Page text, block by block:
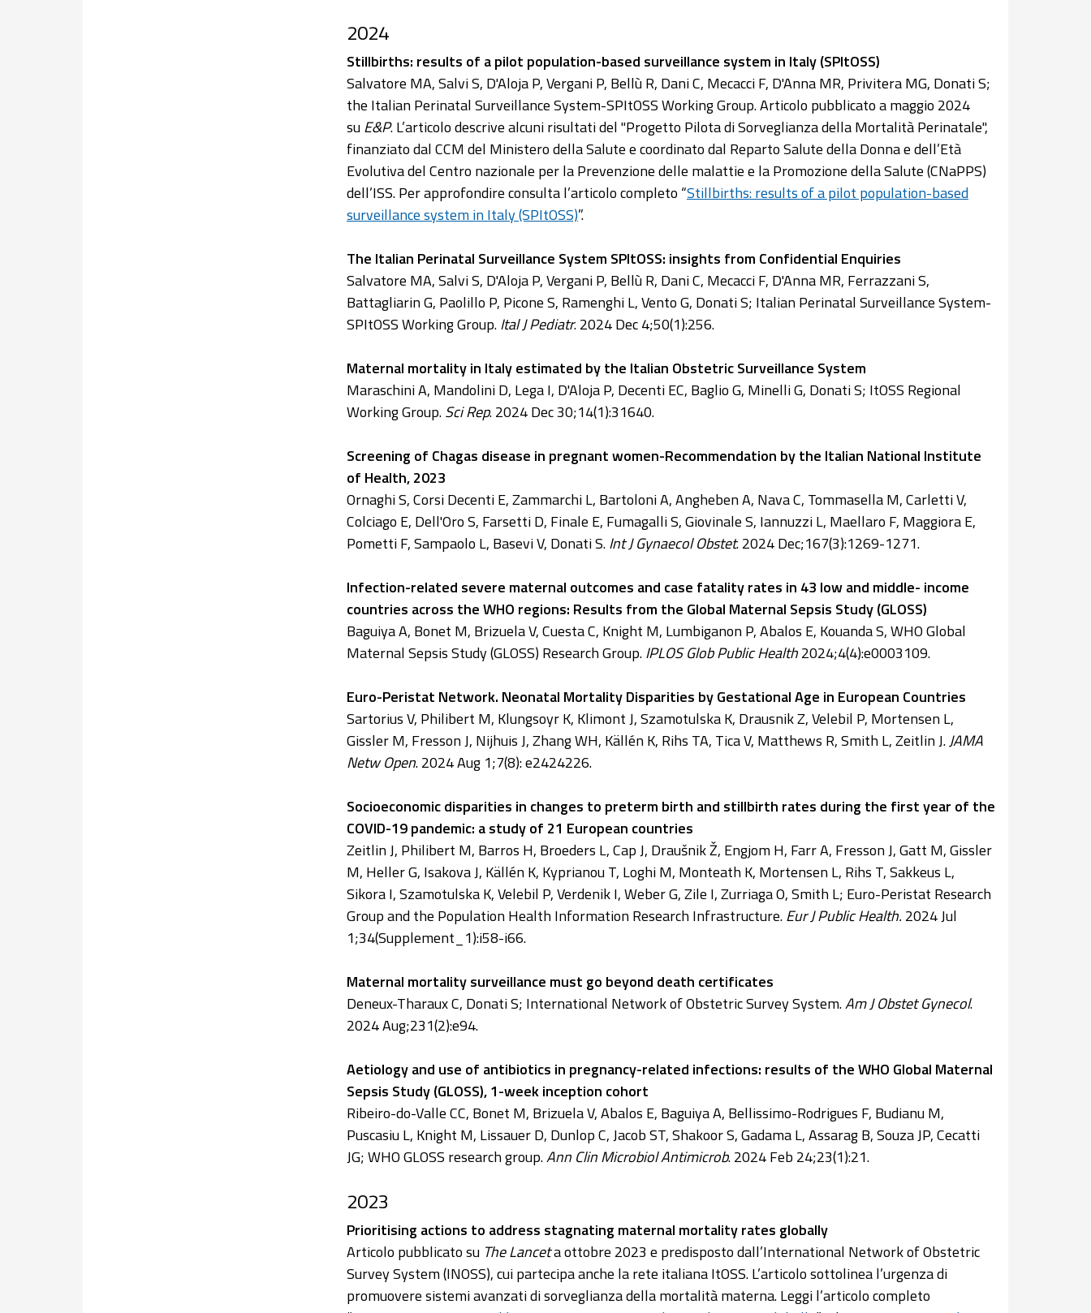
2024
Stillbirths: results of a pilot population-based surveillance system in Italy (SPItOSS)
Salvatore MA, Salvi S, D'Aloja P, Vergani P, Bellù R, Dani C, Mecacci F, D'Anna MR, Privitera MG, Donati S;
the Italian Perinatal Surveillance System-SPItOSS Working Group. Articolo pubblicato a maggio 2024
suE&P. L’articolo descrive alcuni risultati del "Progetto Pilota di Sorveglianza della Mortalità Perinatale",
finanziato dal CCM del Ministero della Salute e coordinato dal Reparto Salute della Donna e dell’Età
Evolutiva del Centro nazionale per la Prevenzione delle malattie e la Promozione della Salute (CNaPPS)
dell’ISS. Per approfondire consulta l’articolo completo “Stillbirths: results of a pilot population-based
surveillance system in Italy (SPItOSS)”.
The Italian Perinatal Surveillance System SPItOSS: insights from Confidential Enquiries
Salvatore MA, Salvi S, D'Aloja P, Vergani P, Bellù R, Dani C, Mecacci F, D'Anna MR, Ferrazzani S,
Battagliarin G, Paolillo P, Picone S, Ramenghi L, Vento G, Donati S; Italian Perinatal Surveillance System-
SPItOSS Working Group.Ital J Pediatr. 2024 Dec 4;50(1):256.
Maternal mortality in Italy estimated by the Italian Obstetric Surveillance System
Maraschini A, Mandolini D, Lega I, D'Aloja P, Decenti EC, Baglio G, Minelli G, Donati S; ItOSS Regional
Working Group.Sci Rep. 2024 Dec 30;14(1):31640.
Screening of Chagas disease in pregnant women-Recommendation by the Italian National Institute
of Health, 2023
Ornaghi S, Corsi Decenti E, Zammarchi L, Bartoloni A, Angheben A, Nava C, Tommasella M, Carletti V,
Colciago E, Dell'Oro S, Farsetti D, Finale E, Fumagalli S, Giovinale S, Iannuzzi L, Maellaro F, Maggiora E,
Pometti F, Sampaolo L, Basevi V, Donati S.Int J Gynaecol Obstet. 2024 Dec;167(3):1269-1271.
Infection-related severe maternal outcomes and case fatality rates in 43 low and middle- income
countries across the WHO regions: Results from the Global Maternal Sepsis Study (GLOSS)
Baguiya A, Bonet M, Brizuela V, Cuesta C, Knight M, Lumbiganon P, Abalos E, Kouanda S, WHO Global
Maternal Sepsis Study (GLOSS) Research Group.IPLOS Glob Public Health2024;4(4):e0003109.
Euro-Peristat Network. Neonatal Mortality Disparities by Gestational Age in European Countries
Sartorius V, Philibert M, Klungsoyr K, Klimont J, Szamotulska K, Drausnik Z, Velebil P, Mortensen L,
Gissler M, Fresson J, Nijhuis J, Zhang WH, Källén K, Rihs TA, Tica V, Matthews R, Smith L, Zeitlin J.JAMA
Netw Open. 2024 Aug 1;7(8): e2424226.
Socioeconomic disparities in changes to preterm birth and stillbirth rates during the first year of the
COVID-19 pandemic: a study of 21 European countries
Zeitlin J, Philibert M, Barros H, Broeders L, Cap J, Draušnik Ž, Engjom H, Farr A, Fresson J, Gatt M, Gissler
M, Heller G, Isakova J, Källén K, Kyprianou T, Loghi M, Monteath K, Mortensen L, Rihs T, Sakkeus L,
Sikora I, Szamotulska K, Velebil P, Verdenik I, Weber G, Zile I, Zurriaga O, Smith L; Euro-Peristat Research
Group and the Population Health Information Research Infrastructure.Eur J Public Health. 2024 Jul
1;34(Supplement_1):i58-i66.
Maternal mortality surveillance must go beyond death certificates
Deneux-Tharaux C, Donati S; International Network of Obstetric Survey System.Am J Obstet Gynecol.
2024 Aug;231(2):e94.
Aetiology and use of antibiotics in pregnancy-related infections: results of the WHO Global Maternal
Sepsis Study (GLOSS), 1-week inception cohort
Ribeiro-do-Valle CC, Bonet M, Brizuela V, Abalos E, Baguiya A, Bellissimo-Rodrigues F, Budianu M,
Puscasiu L, Knight M, Lissauer D, Dunlop C, Jacob ST, Shakoor S, Gadama L, Assarag B, Souza JP, Cecatti
JG; WHO GLOSS research group.Ann Clin Microbiol Antimicrob. 2024 Feb 24;23(1):21.
2023
Prioritising actions to address stagnating maternal mortality rates globally
Articolo pubblicato su The Lanceta ottobre 2023 e predisposto dall’International Network of Obstetric
Survey System (INOSS), cui partecipa anche la rete italiana ItOSS. L’articolo sottolinea l’urgenza di
promuovere sistemi avanzati di sorveglianza della mortalità materna. Leggi l’articolo completo